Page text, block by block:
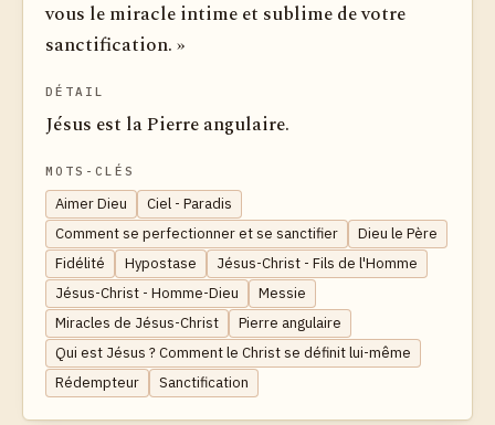
vous le miracle intime et sublime de votre
sanctification. »
DÉTAIL
Jésus est la Pierre angulaire.
MOTS-CLÉS
Aimer Dieu
Ciel - Paradis
Comment se perfectionner et se sanctifier
Dieu le Père
Fidélité
Hypostase
Jésus-Christ - Fils de l'Homme
Jésus-Christ - Homme-Dieu
Messie
Miracles de Jésus-Christ
Pierre angulaire
Qui est Jésus ? Comment le Christ se définit lui-même
Rédempteur
Sanctification